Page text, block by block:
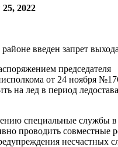
2022
председателя
от 24 ноября
на лед в период
специальные службы в
проводить совместные
несчастных